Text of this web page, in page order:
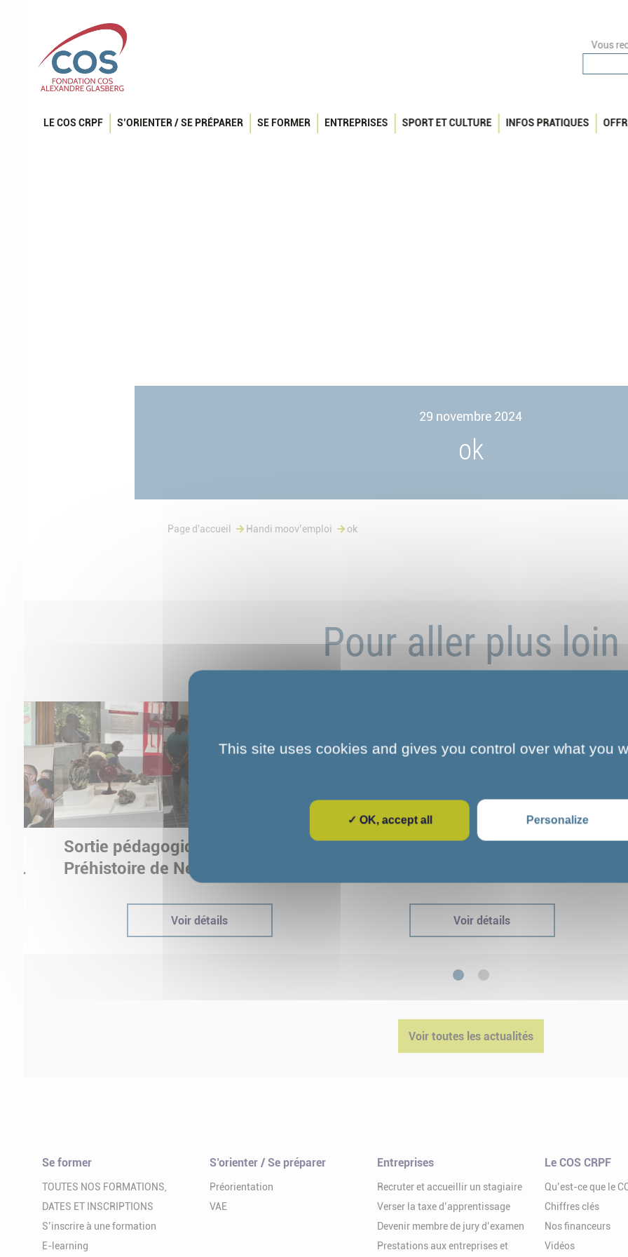
Vous
LE COS CRPF S’ORIENTER / SE PRÉPARER SE FORMER ENTREPRISES SPORT ET CULTURE INFOS PRATIQUES
29 novembre 2024
ok
Page d'accueil Handi moov’emploi ok
Pour aller plus loin
Sortie pédagogique au Musée de
Préhistoire de Nemours : apprendre
Voir détails
L'art et la culture s'invitent au COS
Voir détails
Voir toutes les actualités
Se former
TOUTES NOS FORMATIONS,
DATES ET INSCRIPTIONS
S’inscrire à une formation
E-learning
S’orienter / Se préparer
Préorientation
VAE
Entreprises
Recruter et accueillir un stagiaire
Verser la taxe d’apprentissage
Devenir membre de jury d’examen
Prestations aux entreprises et
Le COS CRPF
Qu’est-ce que le
Chiffres clés
Nos financeurs
Vidéos
This site uses cookies and gives you control over what you
✓ OK, accept all Personalize